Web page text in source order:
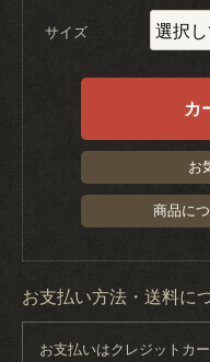
サイズ
カ
お
商品に
お支払い方法・送料に
お支払いはクレジットカ